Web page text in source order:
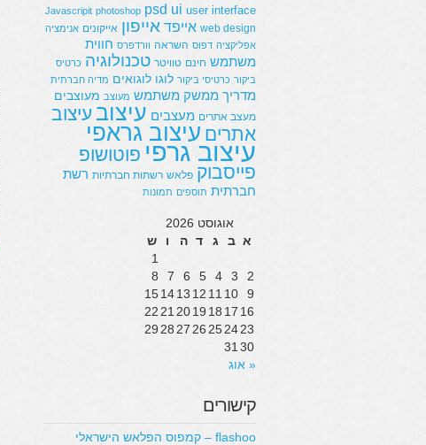
Javascripit photoshop psd ui user interface
web design אייפד אייפון אייקונים אנימציה
אפליקציה דפוס השראה וורדפרס חווית
משתמש חינם טוויטר טכנולוגיה כרטיס
ביקור כרטיסי ביקור לוגו לוגואים מדיה חברתית
מדריך ממשק משתמש מעוצב מעוצבים
מעצב אתרים מעצבים עיצוב עיצוב
אתרים עיצוב גראפי
עיצוב גרפי פוטושופ
פייסבוק פלאש רשתות חברתיות רשת
חברתית תוספים תמונות
אוגוסט 2026
א ב ג ד ה ו
ש
1
2
3
4
5
6
7
8
9
10
11
12
13
14
15
16
17
18
19
20
21
22
23
24
25
26
27
28
29
30
31
« אוג
קישורים
flashoo – קמפוס הפלאש הישראלי